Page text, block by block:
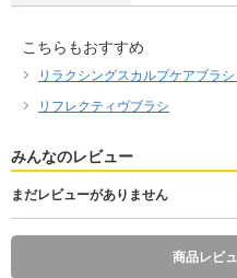
こちらもおすすめ
リラクシングスカルプケアブラシ
リフレクティヴブラシ
みんなのレビュー
まだレビューがありません
商品レビ